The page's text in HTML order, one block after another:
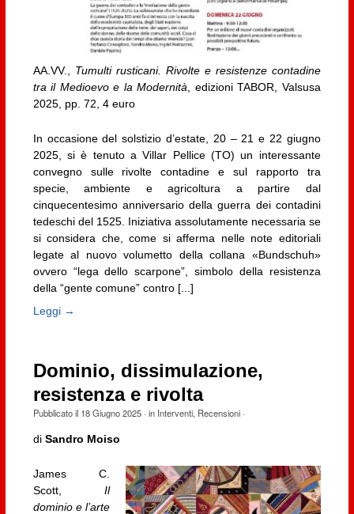
AA.VV., Tumulti rusticani. Rivolte e resistenze contadine
tra il Medioevo e la Modernità, edizioni TABOR, Valsusa
2025, pp. 72, 4 euro
In occasione del solstizio d’estate, 20 – 21 e 22 giugno
2025, si è tenuto a Villar Pellice (TO) un interessante
convegno sulle rivolte contadine e sul rapporto tra
specie, ambiente e agricoltura a partire dal
cinquecentesimo anniversario della guerra dei contadini
tedeschi del 1525. Iniziativa assolutamente necessaria se
si considera che, come si afferma nelle note editoriali
legate al nuovo volumetto della collana «Bundschuh»
ovvero “lega dello scarpone”, simbolo della resistenza
della “gente comune” contro [...]
Leggi →
Dominio, dissimulazione,
resistenza e rivolta
Pubblicato il 18 Giugno 2025· in Interventi, Recensioni·
di Sandro Moiso
James C.
Scott,Il
dominio e l’arte